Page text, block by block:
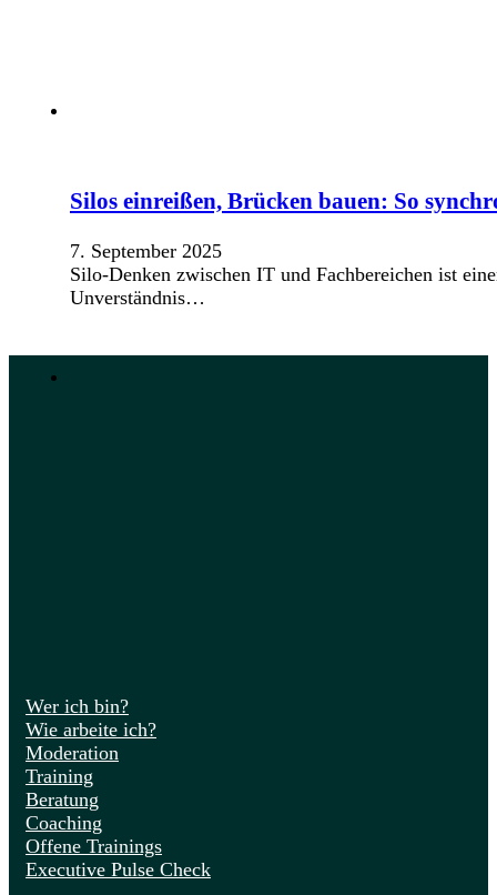
Silos einreißen, Brücken bauen: So
7. September 2025
Silo-Denken zwischen IT und Fachbereichen ist
Unverständnis…
Wer ich bin?
Wie arbeite ich?
Moderation
Training
Beratung
Coaching
Offene Trainings
Executive Pulse Check